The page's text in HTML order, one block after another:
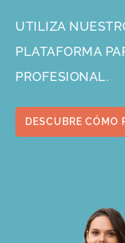
UTILIZA
PLATAFORMA
PROFESIONAL.
DESCUBRE CÓMO